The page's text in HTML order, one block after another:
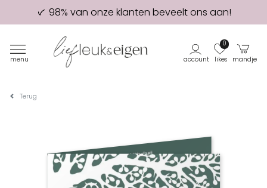
98% van onze klanten beveelt ons aan!
Eerste proefdruk GRATIS
menu account likes
0
mandje
Terug